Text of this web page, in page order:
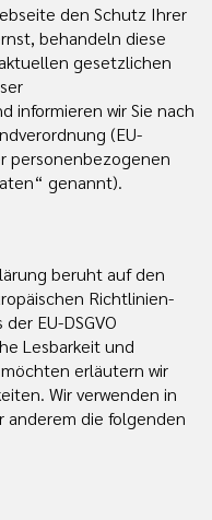
den Schutz Ihrer
behandeln diese
gesetzlichen
informieren wir Sie nach
(EU-
personenbezogenen
genannt).
beruht auf den
Richtlinien-
EU-DSGVO
Lesbarkeit und
erläutern wir
Wir verwenden in
anderem die folgenden